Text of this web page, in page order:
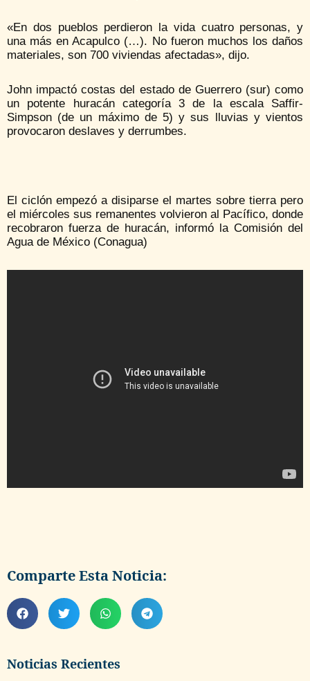
Noticias Recientes
«En dos pueblos perdieron la vida cuatro personas, y
una más en Acapulco (…). No fueron muchos los daños
materiales, son 700 viviendas afectadas», dijo.
John impactó costas del estado de Guerrero (sur) como
un potente huracán categoría 3 de la escala Saffir-
Simpson (de un máximo de 5) y sus lluvias y vientos
provocaron deslaves y derrumbes.
El ciclón empezó a disiparse el martes sobre tierra pero
el miércoles sus remanentes volvieron al Pacífico, donde
recobraron fuerza de huracán, informó la Comisión del
Agua de México (Conagua)
Comparte Esta Noticia: